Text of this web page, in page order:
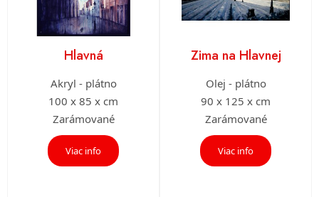
Hlavná
Akryl - plátno
100 x 85 x cm
Zarámované
Viac info
Zima na Hlavnej
Olej - plátno
90 x 125 x cm
Zarámované
Viac info